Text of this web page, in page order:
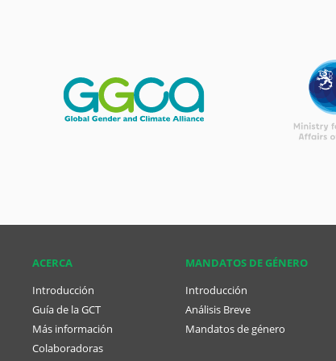
ACERCA
Introducción
Guía de la GCT
Más información
Colaboradoras
MANDATOS DE GÉNERO
Introducción
Análisis Breve
Mandatos de género